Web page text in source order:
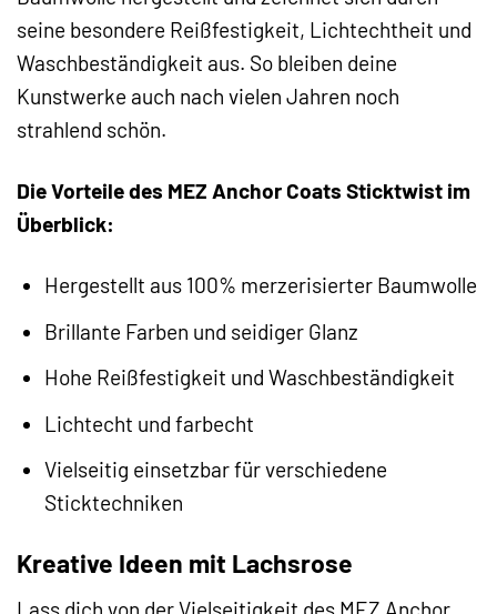
seine besondere Reißfestigkeit, Lichtechtheit und
Waschbeständigkeit aus. So bleiben deine
Kunstwerke auch nach vielen Jahren noch
strahlend schön.
Die Vorteile des MEZ Anchor Coats Sticktwist im
Überblick:
Hergestellt aus 100% merzerisierter Baumwolle
Brillante Farben und seidiger Glanz
Hohe Reißfestigkeit und Waschbeständigkeit
Lichtecht und farbecht
Vielseitig einsetzbar für verschiedene
Sticktechniken
Kreative Ideen mit Lachsrose